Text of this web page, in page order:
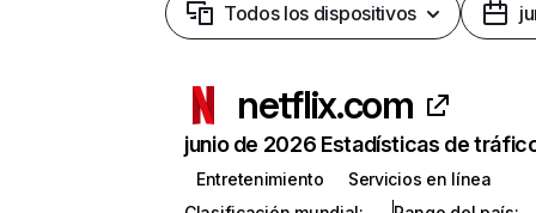
Todos los dispositivos
netflix.com
junio de 2026 Estadísticas de
Entretenimiento
Servicios en línea